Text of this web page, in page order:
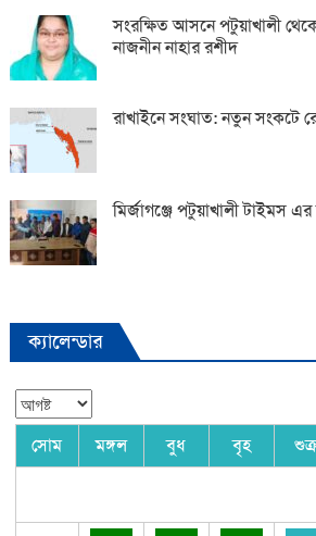
সংরক্ষিত আসনে পটুয়াখালী
নাজনীন নাহার রশীদ
রাখাইনে সংঘাত: নতুন সংকটে
মির্জাগঞ্জে পটুয়াখালী টাইমস
ক্যালেন্ডার
সোম মঙ্গল বুধ বৃহ